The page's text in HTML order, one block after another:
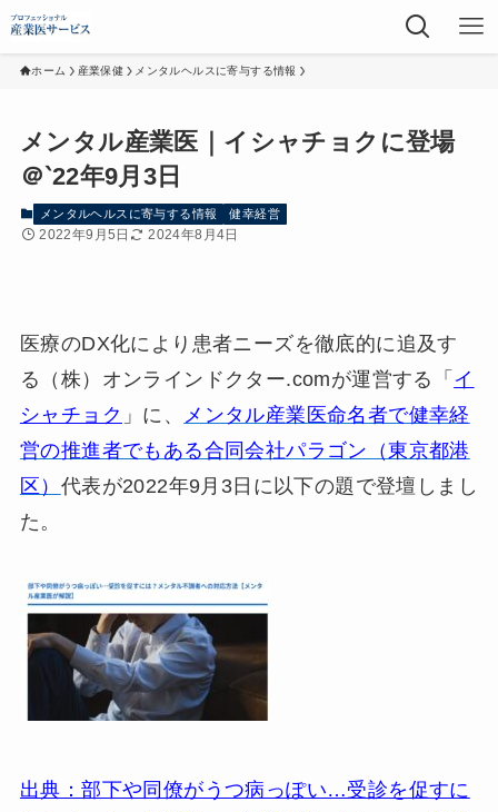
ホーム 産業保健 メンタルヘルスに寄与する情報
メンタル産業医｜イシャチョクに登場
＠‵22年9月3日
メンタルヘルスに寄与する情報 健幸経営
2022年9月5日 2024年8月4日
医療のDX化により患者ニーズを徹底的に追及す
る（株）オンラインドクター.comが運営する「 イ
シャチョク 」に、
メンタル産業医命名者で健幸経
営の推進者でもある合同会社パラゴン（東京都港
区） 代表が2022年9月3日に以下の題で登壇しまし
た。
出典：部下や同僚がうつ病っぽい…受診を促すに